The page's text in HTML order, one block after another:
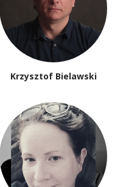
Krzysztof Bielawski